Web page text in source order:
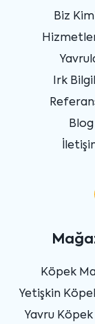
Biz
Irk
Blog
Köpek
Yetişkin
Yavru Köpek